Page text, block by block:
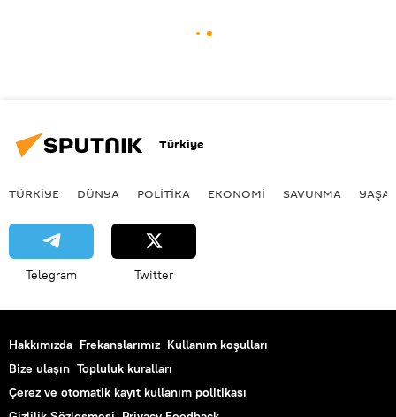
Türkiye
TÜRKIYE DÜNYA POLİTİKA EKONOMİ SAVUNMA
Telegram Twitter
Hakkımızda Frekanslarımız Kullanım koşulları
Bize ulaşın Topluluk kuralları
Çerez ve otomatik kayıt kullanım politikası